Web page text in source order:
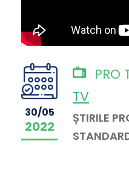
30/05
2022
PRO
TV
ȘTIRILE